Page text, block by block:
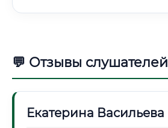
💬 Отзывы слушателей
Екатерина Васильева